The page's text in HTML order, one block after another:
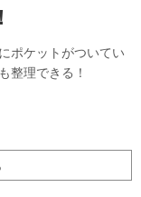
ポケットがついてい
整理できる！